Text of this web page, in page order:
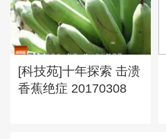
[科技苑]十年探索 击溃
香蕉绝症 20170308